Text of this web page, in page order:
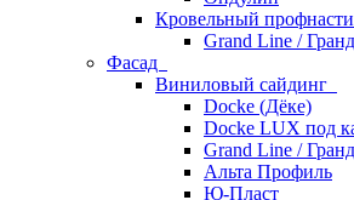
Кровельный
Grand Line /
Фасад
Виниловый сайдинг
Docke (Дёке)
Docke LUX под
Grand Line /
Альта Профиль
Ю-Пласт